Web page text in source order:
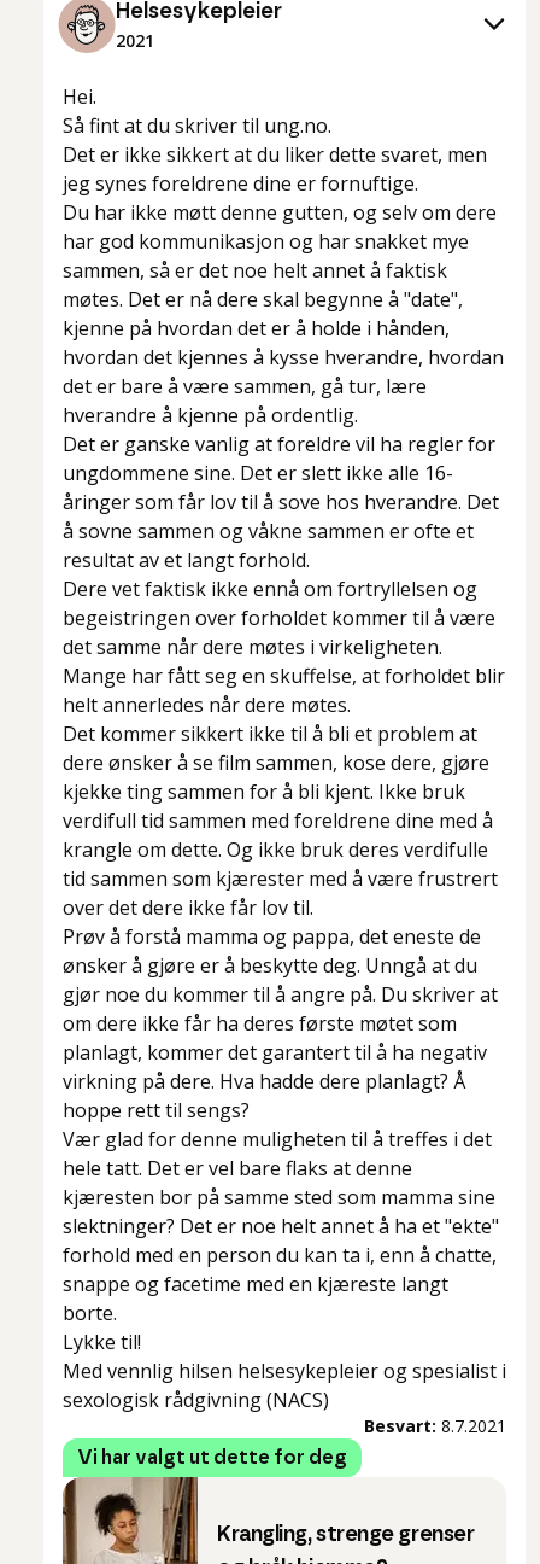
Helsesykepleier
2021
Hei.
Så fint at du skriver til ung.no.
Det er ikke sikkert at du liker dette svaret, men
jeg synes foreldrene dine er fornuftige.
Du har ikke møtt denne gutten, og selv om dere
har god kommunikasjon og har snakket mye
sammen, så er det noe helt annet å faktisk
møtes. Det er nå dere skal begynne å "date",
kjenne på hvordan det er å holde i hånden,
hvordan det kjennes å kysse hverandre, hvordan
det er bare å være sammen, gå tur, lære
hverandre å kjenne på ordentlig.
Det er ganske vanlig at foreldre vil ha regler for
ungdommene sine. Det er slett ikke alle 16-
åringer som får lov til å sove hos hverandre. Det
å sovne sammen og våkne sammen er ofte et
resultat av et langt forhold.
Dere vet faktisk ikke ennå om fortryllelsen og
begeistringen over forholdet kommer til å være
det samme når dere møtes i virkeligheten.
Mange har fått seg en skuffelse, at forholdet blir
helt annerledes når dere møtes.
Det kommer sikkert ikke til å bli et problem at
dere ønsker å se film sammen, kose dere, gjøre
kjekke ting sammen for å bli kjent. Ikke bruk
verdifull tid sammen med foreldrene dine med å
krangle om dette. Og ikke bruk deres verdifulle
tid sammen som kjærester med å være frustrert
over det dere ikke får lov til.
Prøv å forstå mamma og pappa, det eneste de
ønsker å gjøre er å beskytte deg. Unngå at du
gjør noe du kommer til å angre på. Du skriver at
om dere ikke får ha deres første møtet som
planlagt, kommer det garantert til å ha negativ
virkning på dere. Hva hadde dere planlagt? Å
hoppe rett til sengs?
Vær glad for denne muligheten til å treffes i det
hele tatt. Det er vel bare flaks at denne
kjæresten bor på samme sted som mamma sine
slektninger? Det er noe helt annet å ha et "ekte"
forhold med en person du kan ta i, enn å chatte,
snappe og facetime med en kjæreste langt
borte.
Lykke til!
Med vennlig hilsen helsesykepleier og spesialist i
sexologisk rådgivning (NACS)
Besvart: 8.7.2021
Vi har valgt ut dette for deg
Krangling, strenge grenser